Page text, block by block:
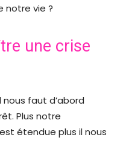
notre vie ?
une crise
faut d’abord
Plus notre
étendue plus il nous